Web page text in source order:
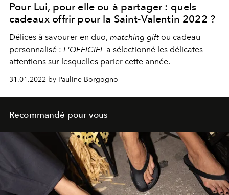
Pour Lui, pour elle ou à partager : quels
cadeaux offrir pour la Saint-Valentin 2022 ?
Délices à savourer en duo, matching gift ou cadeau
personnalisé : L'OFFICIEL a sélectionné les délicates
attentions sur lesquelles parier cette année.
31.01.2022 by Pauline Borgogno
Recommandé pour vous